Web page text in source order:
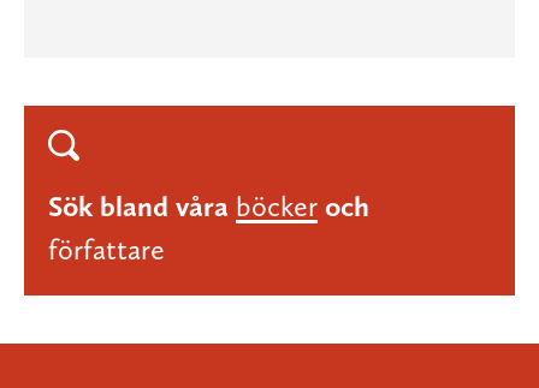
Sök bland våra böcker och
författare